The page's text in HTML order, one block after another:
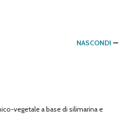
NASCONDI
vegetale a base di silimarina e